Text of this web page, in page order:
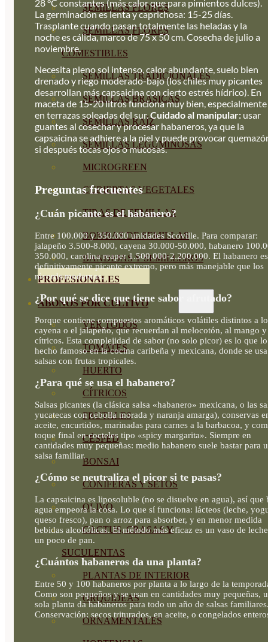
SEMILLAS FLORES
SEMILLAS FLORES
COMESTIBLES
SEMILLAS TRADICIONALES
SEMILLAS BRASICAS
SEMILLAS RAÍZ
SEMILLAS LEGUMINOSAS
MICROGREEN
CUBIERTAS VEGETALES
TIRAS DE SEMILLAS
BOMBAS DE SEMILLAS
BANDEJAS Y SEMILLEROS
PROFESIONALES
ABONOS POR CULTIVO
VER TODOS
TOMATES
HUERTO
CÍTRICOS
FRUTALES
CÉSPED
BONSAI
CONÍFERAS Y SETOS
OLIVO
CACTUS, CRASAS Y
SUCULENTAS
PLANTAS DE INTERIOR
ORQUIDEAS
ORNAMENTALES
28 °C constantes (más calor que para pimientos dulces).
La germinación es lenta y caprichosa: 15-25 días.
Trasplante cuando pasan totalmente las heladas y la
noche es cálida, marco de 75 x 50 cm. Cosecha de julio a
noviembre.
Necesita pleno sol intenso, calor abundante, suelo bien
drenado y riego moderado-bajo (los chiles muy picantes
desarrollan más capsaicina con cierto estrés hídrico). En
maceta de 15-20 litros funciona muy bien, especialmente
en terrazas soleadas del sur.Cuidado al manipular: usar
guantes al cosechar y procesar habaneros, ya que la
capsaicina se adhiere a la piel y puede provocar
si después tocas ojos o mucosas.
Preguntas frecuentes
¿Cuán picante es el habanero?
Entre 100.000 y 350.000 unidades Scoville. Para comparar:
jalapeño 3.500-8.000, cayena 30.000-50.000, habanero
350.000, carolina reaper 1.500.000-2.200.000. El habanero es
definitivamente picante extremo, pero más manejable que los
récords modernos.
¿Por qué se dice que tiene sabor afrutado?
Porque contiene compuestos aromáticos volátiles distintos a
cayena o el jalapeño, que recuerdan al melocotón, al mango
cítricos. Esta complejidad de sabor (no solo picor) es lo que
hecho famoso en la cocina caribeña y mexicana, donde se
salsas con frutas tropicales.
¿Para qué se usa el habanero?
Salsas picantes (la clásica salsa «habanero» mexicana, o las
yucatecas con cebolla morada y naranja amarga), conservas
aceite, encurtidos, marinadas para carnes a la barbacoa, y
toque final en cocteles tipo «spicy margarita». Siempre en
cantidades muy pequeñas: medio habanero suele bastar para
salsa familiar.
¿Cómo se neutraliza el picor si te pasas?
La capsaicina es liposoluble (no se disuelve en agua), así que
agua empeora la cosa. Lo que sí funciona: lácteos (leche,
queso fresco), pan o arroz para absorber, y en menor medida
bebidas alcohólicas. El método más eficaz es un vaso de
un poco de pan.
¿Cuántos habaneros da una planta?
Entre 50 y 100 habaneros por planta a lo largo de la
Como son pequeños y se usan en cantidades muy pequeñas,
sola planta da habaneros para todo un año de salsas
Conservación: secos triturados, en aceite, o congelados